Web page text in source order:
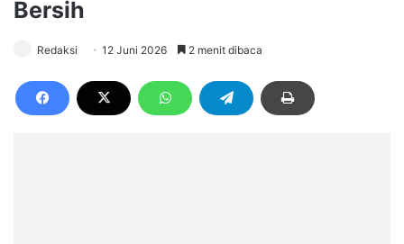
Bersih
Redaksi 12 Juni 2026 2 menit dibaca